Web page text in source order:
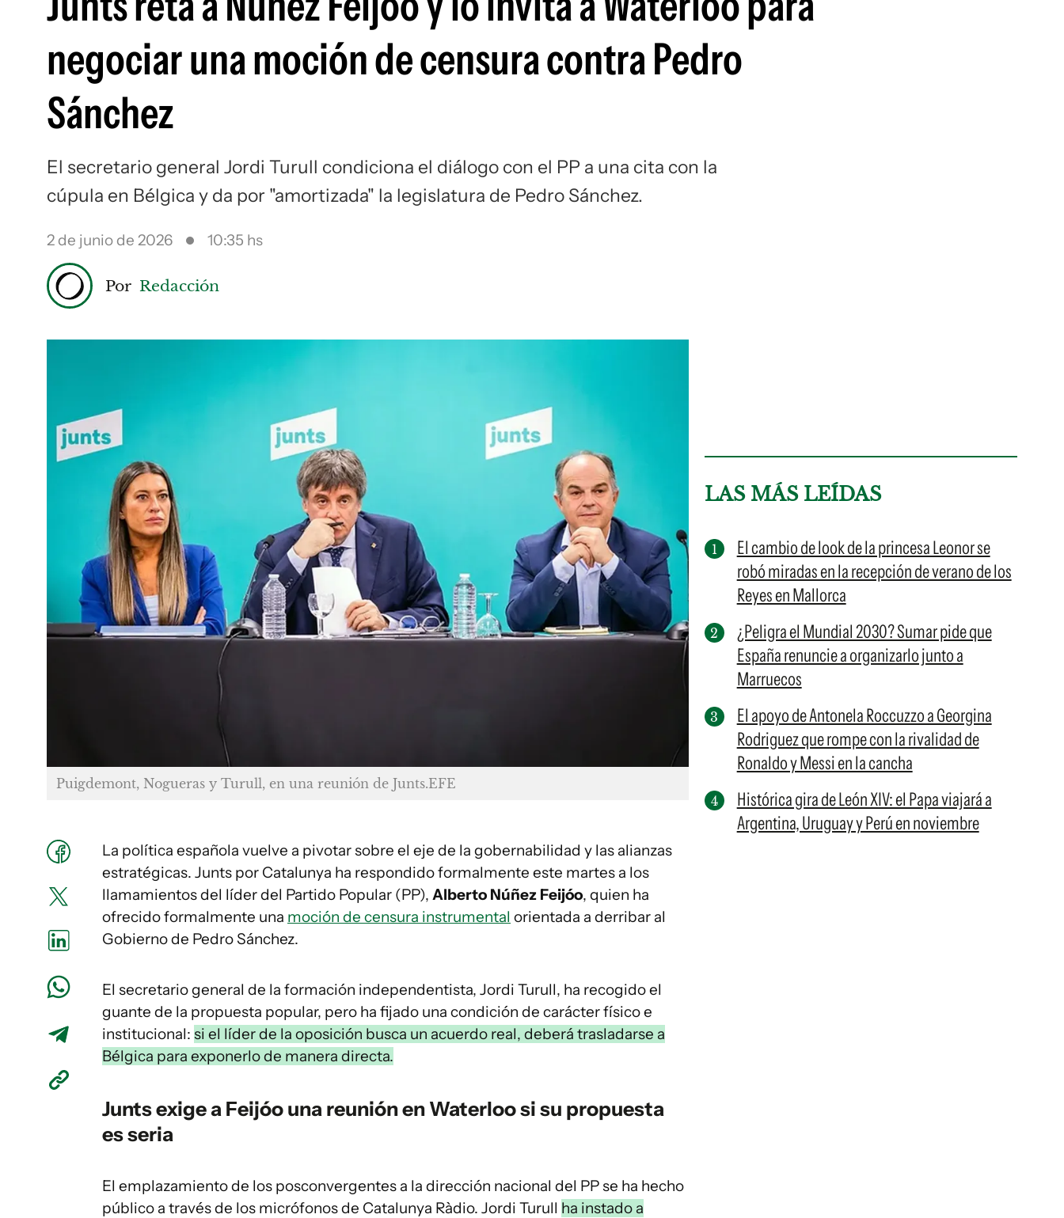
Siguenos en:
negociar una moción de censura contra Pedro
Sánchez
El secretario general Jordi Turull condiciona el diálogo con el PP a una cita con la
cúpula en Bélgica y da por "amortizada" la legislatura de Pedro Sánchez.
2 de junio de 2026 10:35 hs
Por Redacción
Puigdemont, Nogueras y Turull, en una reunión de Junts.EFE
La política española vuelve a pivotar sobre el eje de la gobernabilidad y las alianzas
estratégicas. Junts por Catalunya ha respondido formalmente este martes a los
llamamientos del líder del Partido Popular (PP), Alberto Núñez Feijóo, quien ha
ofrecido formalmente una moción de censura instrumental orientada a derribar al
Gobierno de Pedro Sánchez.
El secretario general de la formación independentista, Jordi Turull, ha recogido el
guante de la propuesta popular, pero ha fijado una condición de carácter físico e
institucional: si el líder de la oposición busca un acuerdo real, deberá trasladarse a
Bélgica para exponerlo de manera directa.
Junts exige a Feijóo una reunión en Waterloo si su propuesta
es seria
El emplazamiento de los posconvergentes a la dirección nacional del PP se ha hecho
público a través de los micrófonos de Catalunya Ràdio. Jordi Turull ha instado a
LAS MÁS LEÍDAS
El cambio de look de la princesa Leonor se
robó miradas en la recepción de verano de los
Reyes en Mallorca
¿Peligra el Mundial 2030? Sumar pide que
España renuncie a organizarlo junto a
Marruecos
El apoyo de Antonela Roccuzzo a Georgina
Rodriguez que rompe con la rivalidad de
Ronaldo y Messi en la cancha
Histórica gira de León XIV: el Papa viajará a
Argentina, Uruguay y Perú en noviembre